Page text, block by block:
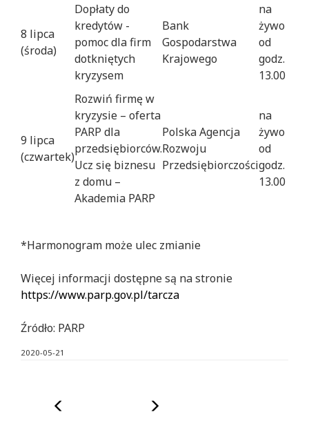
8 lipca
(środa)
Dopłaty do
kredytów -
pomoc dla firm
dotkniętych
kryzysem
Bank
Gospodarstwa
Krajowego
na
żywo
od
godz.
13.00
9 lipca
(czwartek)
Rozwiń firmę w
kryzysie – oferta
PARP dla
przedsiębiorców.
Ucz się biznesu
z domu –
Akademia PARP
Polska Agencja
Rozwoju
Przedsiębiorczości
na
żywo
od
godz.
13.00
*Harmonogram może ulec zmianie
Więcej informacji dostępne są na stronie
https://www.parp.gov.pl/tarcza
Źródło: PARP
2020-05-21